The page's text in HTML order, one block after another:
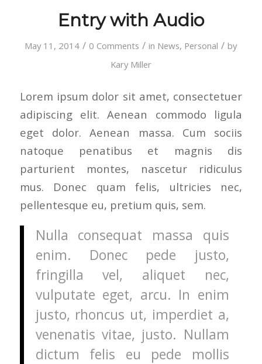
Entry with Audio
May 11, 2014 / 0 Comments / in News, Personal / by
Kary Miller
Lorem ipsum dolor sit amet, consectetuer
adipiscing elit. Aenean commodo ligula
eget dolor. Aenean massa. Cum sociis
natoque penatibus et magnis dis
parturient montes, nascetur ridiculus
mus. Donec quam felis, ultricies nec,
pellentesque eu, pretium quis, sem.
Nulla consequat massa quis
enim. Donec pede justo,
fringilla vel, aliquet nec,
vulputate eget, arcu. In enim
justo, rhoncus ut, imperdiet a,
venenatis vitae, justo. Nullam
dictum felis eu pede mollis